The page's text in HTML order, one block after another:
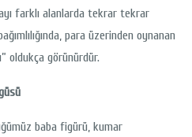
farklı alanlarda tekrar tekrar
para üzerinden oynanan
oldukça görünürdür.
baba figürü, kumar